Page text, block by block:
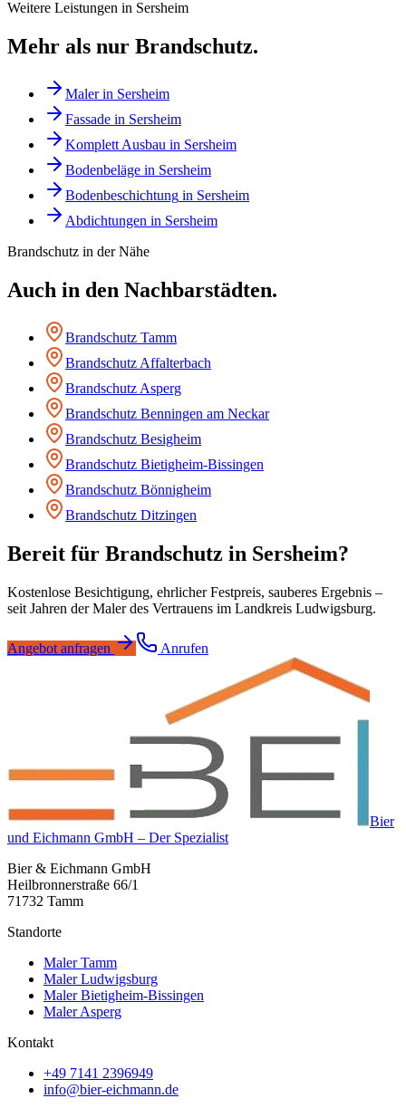
Weitere Leistungen in Sersheim
Mehr als nur Brandschutz.
Malerin Sersheim
Fassade in Sersheim
Komplett Ausbau in Sersheim
Bodenbeläge in Sersheim
Bodenbeschichtung in Sersheim
Abdichtungen in Sersheim
Brandschutz in der Nähe
Auch in den Nachbarstädten.
Brandschutz Tamm
Brandschutz Affalterbach
Brandschutz Asperg
Brandschutz Benningen am Neckar
Brandschutz Besigheim
Brandschutz Bietigheim-Bissingen
Brandschutz Bönnigheim
Brandschutz Ditzingen
Bereit für Brandschutz in Sersheim?
Kostenlose Besichtigung, ehrlicher Festpreis, sauberes Ergebnis –
seit Jahren der Maler des Vertrauens im Landkreis Ludwigsburg.
Angebot anfragen Anrufen
Bier
und Eichmann GmbH – Der Spezialist
Bier & Eichmann GmbH
Heilbronnerstraße 66/1
71732 Tamm
Standorte
Maler Tamm
Maler Ludwigsburg
Maler Bietigheim-Bissingen
Maler Asperg
Kontakt
+49 7141 2396949
info@bier-eichmann.de